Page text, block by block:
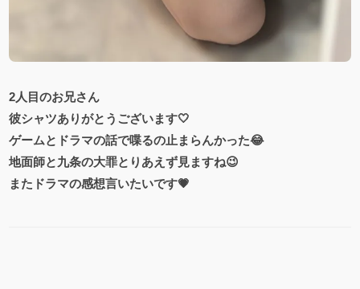
2人目のお兄さん
彼シャツありがとうございます🤍
ゲームとドラマの話で喋るの止まらんかった😂
地面師と九条の大罪とりあえず見ますね😉
またドラマの感想言いたいです💗